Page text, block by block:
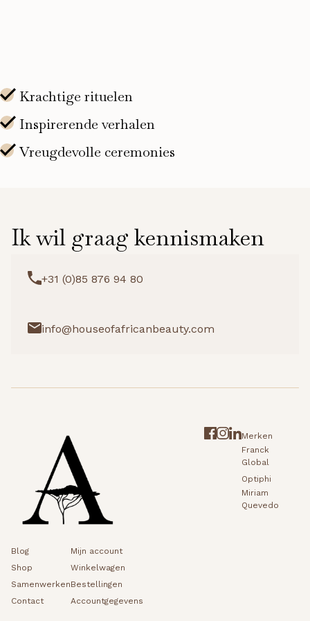
Ik wil graag kennismaken
+31 (0)85 876 94 80
info@houseofafricanbeauty.com
Merken
Franck
Global
Optiphi
Miriam
Quevedo
Blog
Shop
Samenwerken
Contact
Mijn account
Winkelwagen
Bestellingen
Accountgegevens